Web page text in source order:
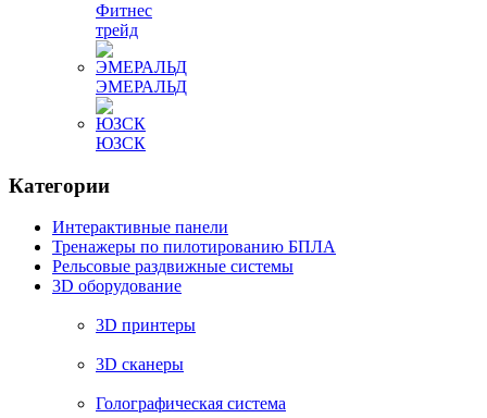
Фитнес
трейд
ЭМЕРАЛЬД
ЮЗСК
Категории
Интерактивные панели
Тренажеры по пилотированию БПЛА
Рельсовые раздвижные системы
3D оборудование
3D принтеры
3D сканеры
Голографическая система